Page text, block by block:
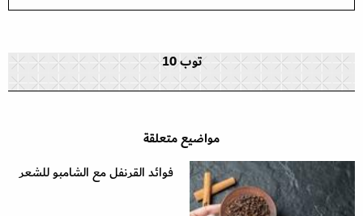
توب 10
مواضيع متعلقة
فوائد القرنفل مع الشامبو للشعر